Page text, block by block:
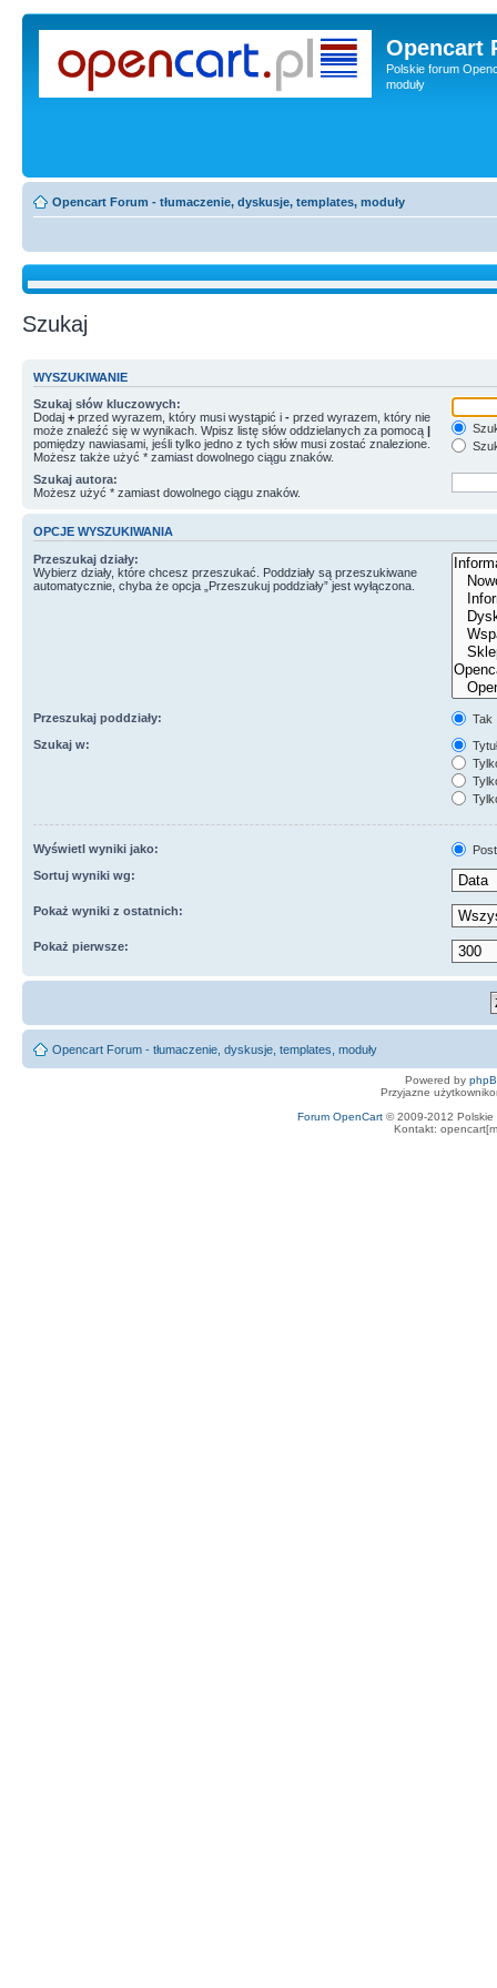
Opencart
Polskie forum
moduły
Opencart Forum - tłumaczenie, dyskusje, templates, moduły
Szukaj
WYSZUKIWANIE
Szukaj słów kluczowych:
Dodaj + przed wyrazem, który musi wystąpić i - przed wyrazem, który nie
może znaleźć się w wynikach. Wpisz listę słów oddzielanych za pomocą |
pomiędzy nawiasami, jeśli tylko jedno z tych słów musi zostać znalezione.
Możesz także użyć * zamiast dowolnego ciągu znaków.
Szukaj autora:
Możesz użyć * zamiast dowolnego ciągu znaków.
OPCJE WYSZUKIWANIA
Przeszukaj działy:
Wybierz działy, które chcesz przeszukać. Poddziały są przeszukiwane
automatycznie, chyba że opcja „Przeszukuj poddziały” jest wyłączona.
Przeszukaj poddziały:
Tak
Szukaj w:
Wyświetl wyniki jako:
Sortuj wyniki wg:
Pokaż wyniki z ostatnich:
Pokaż pierwsze:
Opencart Forum - tłumaczenie, dyskusje, templates, moduły
Powered by
Przyjazne
Forum OpenCart© 2009-2012 Polskie
Kontakt: